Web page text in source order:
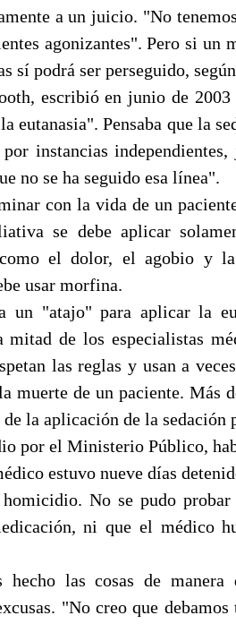
a un juicio. "No
agonizantes". Pero si un
sí podrá ser perseguido,
escribió en junio de 2003
eutanasia". Pensaba que la
instancias
no se ha seguido esa línea".
con la vida de un
se debe aplicar
el dolor, el agobio y
usar morfina.
un "atajo" para aplicar la
mitad de los especialistas
las reglas y usan a
muerte de un paciente. Más
la aplicación de la sedación
por el Ministerio Público,
estuvo nueve días
No se pudo probar
ni que el médico
hecho las cosas de
"No creo que